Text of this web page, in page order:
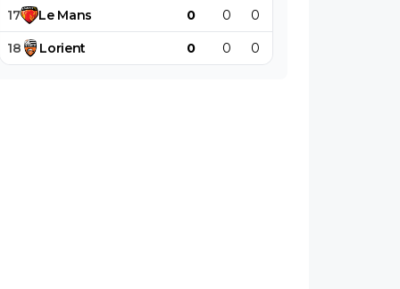
17 Le Mans 0 0 0
18 Lorient 0 0 0